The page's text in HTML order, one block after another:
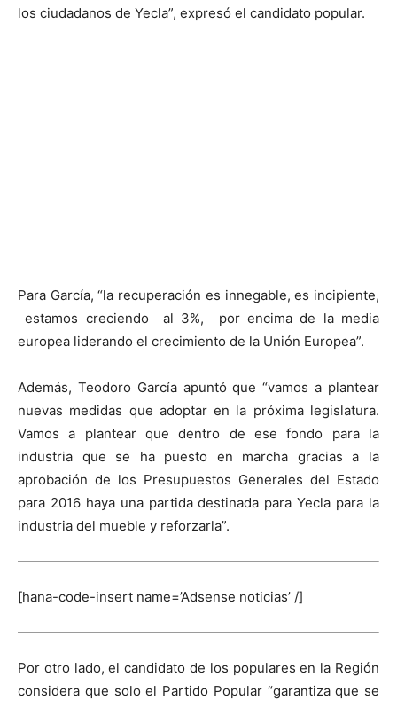
los ciudadanos de Yecla”, expresó el candidato popular.
Para García, “la recuperación es innegable, es incipiente,
estamos creciendo al 3%, por encima de la media
europea liderando el crecimiento de la Unión Europea”.
Además, Teodoro García apuntó que “vamos a plantear
nuevas medidas que adoptar en la próxima legislatura.
Vamos a plantear que dentro de ese fondo para la
industria que se ha puesto en marcha gracias a la
aprobación de los Presupuestos Generales del Estado
para 2016 haya una partida destinada para Yecla para la
industria del mueble y reforzarla”.
[hana-code-insert name=’Adsense noticias’ /]
Por otro lado, el candidato de los populares en la Región
considera que solo el Partido Popular “garantiza que se